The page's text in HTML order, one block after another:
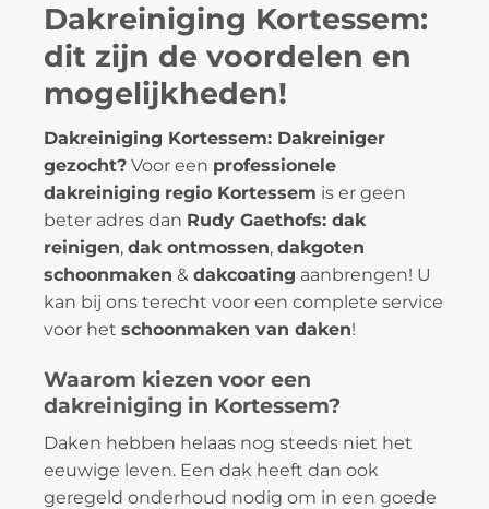
Dakreiniging Kortessem:
dit zijn de voordelen en
mogelijkheden!
Dakreiniging Kortessem: Dakreiniger
gezocht? Voor een professionele
dakreiniging regio Kortessem is er geen
beter adres dan Rudy Gaethofs: dak
reinigen, dak ontmossen, dakgoten
schoonmaken & dakcoating aanbrengen! U
kan bij ons terecht voor een complete service
voor het schoonmaken van daken!
Waarom kiezen voor een
dakreiniging in Kortessem?
Daken hebben helaas nog steeds niet het
eeuwige leven. Een dak heeft dan ook
geregeld onderhoud nodig om in een goede